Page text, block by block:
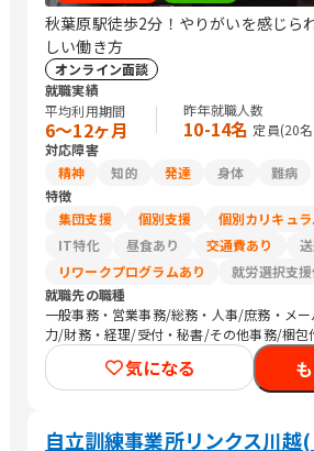
秋葉原駅徒歩2分！やりがいを感じら
しい働き方
オンライン面談
就職実績
平均利用期間
6〜12ヶ月
昨年就職人数
10-14名 定員(20
対応障害
精神
知的 発達 身体
難病
特徴
集団支援
個別支援 個別カリキュラ
IT特化
昼食あり 交通費あり
リワークプログラムあり
就労選択支
就職先の職種
一般事務・営業事務/総務・人事/庶務・メ
力/財務・経理/受付・秘書/その他事務/梱包
接客/バックヤード・商品管理/編集者/Web
ー/その他クリエイティブ/デザイナー/SEプ
ィエンジニア/ネットワークエンジニア/社
気になる
自立訓練事業所リンクス川